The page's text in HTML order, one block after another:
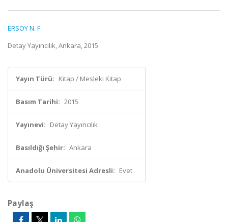
ERSOY N. F.
Detay Yayıncılık, Ankara, 2015
Yayın Türü: Kitap / Mesleki Kitap
Basım Tarihi: 2015
Yayınevi: Detay Yayıncılık
Basıldığı Şehir: Ankara
Anadolu Üniversitesi Adresli: Evet
Paylaş